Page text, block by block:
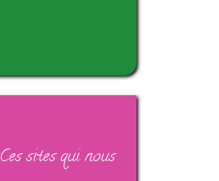
Ces sites qui nous